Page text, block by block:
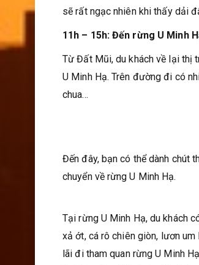
sẽ rất ngạc nhiên khi thấy dải
11h – 15h: Đến rừng U Minh
Từ Đất Mũi, du khách về lại thị
U Minh Hạ. Trên đường đi có
chua…
Đến đây, bạn có thể dành chút
chuyển về rừng U Minh Hạ.
Tại rừng U Minh Hạ, du khách
xả ớt, cá rô chiên giòn, lươn
lãi đi tham quan rừng U Minh